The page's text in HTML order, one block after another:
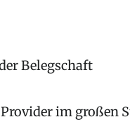
Belegschaft
im großen